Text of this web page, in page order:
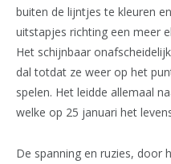
buiten de lijntjes te kleuren
uitstapjes richting een meer
Het schijnbaar
dal totdat ze weer op het
spelen. Het leidde allemaal
welke op 25 januari het
De spanning en ruzies, door